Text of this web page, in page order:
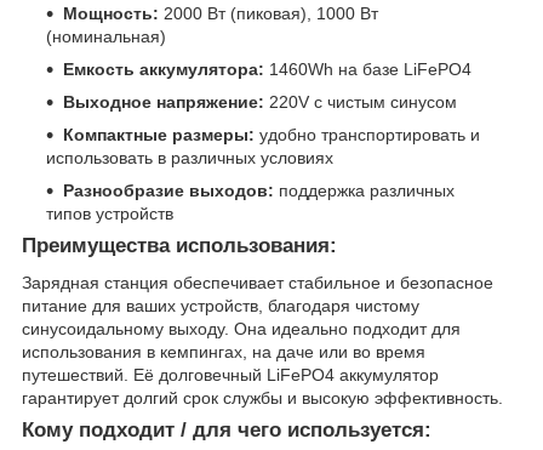
Мощность: 2000 Вт (пиковая), 1000 Вт
(номинальная)
Емкость аккумулятора: 1460Wh на базе LiFePO4
Выходное напряжение: 220V с чистым синусом
Компактные размеры: удобно транспортировать и
использовать в различных условиях
Разнообразие выходов: поддержка различных
типов устройств
Преимущества использования:
Зарядная станция обеспечивает стабильное и безопасное
питание для ваших устройств, благодаря чистому
синусоидальному выходу. Она идеально подходит для
использования в кемпингах, на даче или во время
путешествий. Её долговечный LiFePO4 аккумулятор
гарантирует долгий срок службы и высокую эффективность.
Кому подходит / для чего используется: